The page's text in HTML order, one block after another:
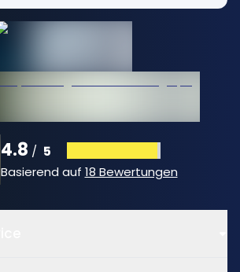
4.8 / 5
Basierend auf 18 Bewertungen